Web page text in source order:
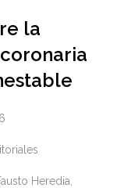
la
Heredia